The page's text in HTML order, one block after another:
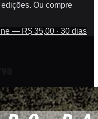
Ou compre
— R$ 35,00 · 30 dias